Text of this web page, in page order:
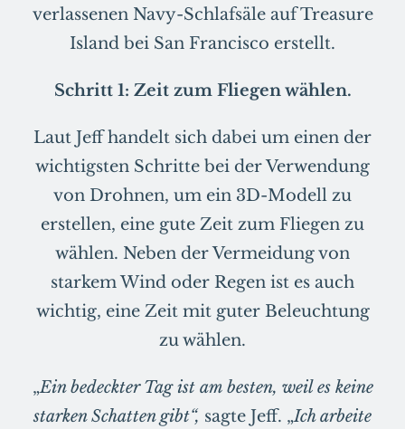
verlassenen Navy-Schlafsäle auf Treasure
Island bei San Francisco erstellt.
Schritt 1: Zeit zum Fliegen wählen.
Laut Jeff handelt sich dabei um einen der
wichtigsten Schritte bei der Verwendung
von Drohnen, um ein 3D-Modell zu
erstellen, eine gute Zeit zum Fliegen zu
wählen. Neben der Vermeidung von
starkem Wind oder Regen ist es auch
wichtig, eine Zeit mit guter Beleuchtung
zu wählen.
„Ein bedeckter Tag ist am besten, weil es keine
starken Schatten gibt“, sagte Jeff. „Ich arbeite